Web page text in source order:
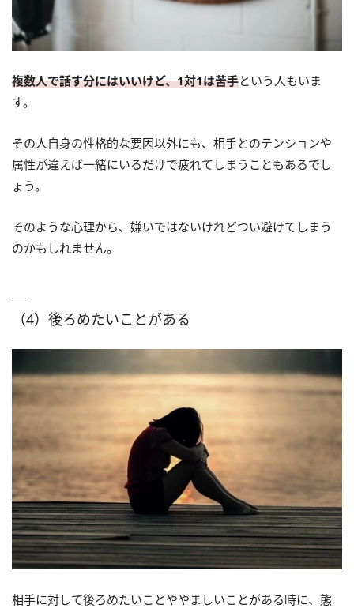
複数人で話す分にはいいけど、1対1は苦手という人もいま
す。
その人自身の性格的な要因以外にも、相手とのテンションや
属性が違えば一緒にいるだけで疲れてしまうこともあるでし
ょう。
そのような心理から、嫌いではないけれどつい避けてしまう
のかもしれません。
（4）後ろめたいことがある
相手に対して後ろめたいことややましいことがある時に、態